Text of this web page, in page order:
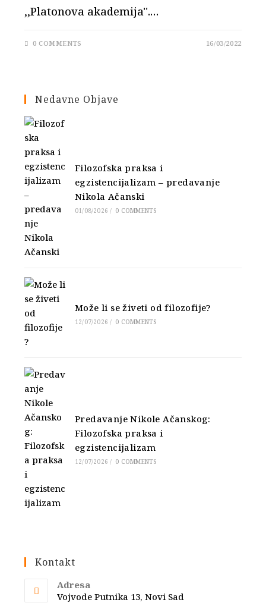
,,Platonova akademija''.…
0 COMMENTS 16/03/2022
Nedavne Objave
Filozofska praksa i
egzistencijalizam – predavanje
Nikola Ačanski
01/08/2026 / 0 COMMENTS
Može li se živeti od filozofije?
12/07/2026 / 0 COMMENTS
Predavanje Nikole Ačanskog:
Filozofska praksa i
egzistencijalizam
12/07/2026 / 0 COMMENTS
Kontakt
Adresa
Vojvode Putnika 13, Novi Sad